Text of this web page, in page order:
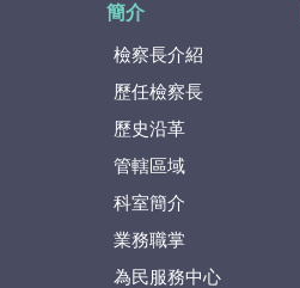
簡介
檢察長介紹
歷任檢察長
歷史沿革
管轄區域
科室簡介
業務職掌
為民服務中心